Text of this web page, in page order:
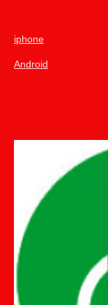
iphone
Android